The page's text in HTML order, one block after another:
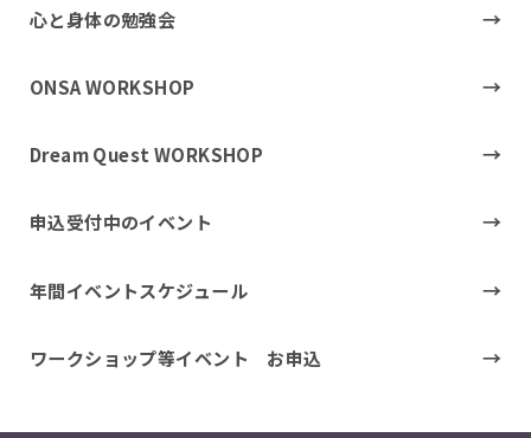
心と身体の勉強会
ONSA WORKSHOP
Dream Quest WORKSHOP
申込受付中のイベント
年間イベントスケジュール
ワークショップ等イベント お申込